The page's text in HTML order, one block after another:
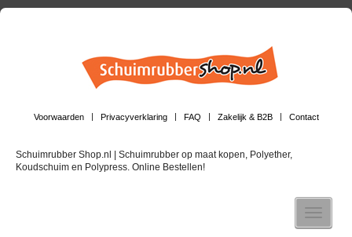
Voorwaarden Privacyverklaring FAQ Zakelijk & B2B Contact
Schuimrubber Shop.nl | Schuimrubber op maat kopen, Polyether,
Koudschuim en Polypress. Online Bestellen!
Toggle